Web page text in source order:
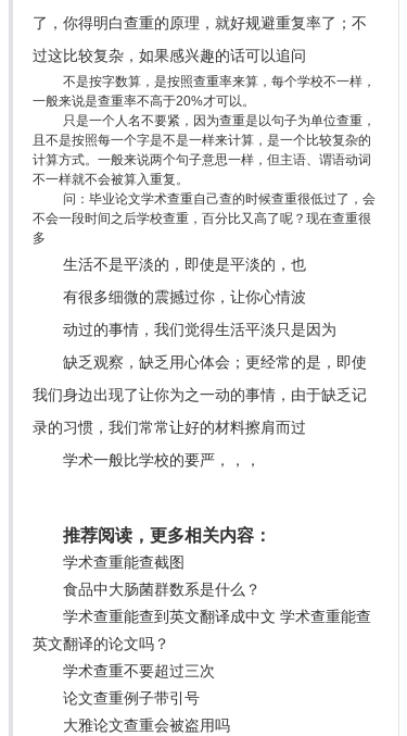
了，你得明白查重的原理，就好规避重复率了；不
过这比较复杂，如果感兴趣的话可以追问
不是按字数算，是按照查重率来算，每个学校不一样，
一般来说是查重率不高于20%才可以。
只是一个人名不要紧，因为查重是以句子为单位查重，
且不是按照每一个字是不是一样来计算，是一个比较复杂的
计算方式。一般来说两个句子意思一样，但主语、谓语动词
不一样就不会被算入重复。
问：毕业论文学术查重自己查的时候查重很低过了，会
不会一段时间之后学校查重，百分比又高了呢？现在查重很
多
生活不是平淡的，即使是平淡的，也
有很多细微的震撼过你，让你心情波
动过的事情，我们觉得生活平淡只是因为
缺乏观察，缺乏用心体会；更经常的是，即使
我们身边出现了让你为之一动的事情，由于缺乏记
录的习惯，我们常常让好的材料擦肩而过
学术一般比学校的要严，，，
推荐阅读，更多相关内容：
学术查重能查截图
食品中大肠菌群数系是什么？
学术查重能查到英文翻译成中文 学术查重能查
英文翻译的论文吗？
学术查重不要超过三次
论文查重例子带引号
大雅论文查重会被盗用吗